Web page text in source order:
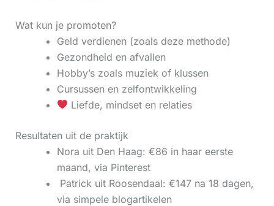
Wat kun je promoten?
Geld verdienen (zoals deze methode)
Gezondheid en afvallen
Hobby’s zoals muziek of klussen
Cursussen en zelfontwikkeling
Liefde, mindset en relaties
Resultaten uit de praktijk
Nora uit Den Haag: €86 in haar eerste
maand, via Pinterest
‍ Patrick uit Roosendaal: €147 na 18 dagen,
via simpele blogartikelen